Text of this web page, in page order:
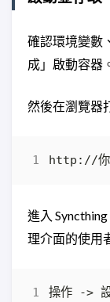
確認環境變數
成」啟動容器
然後在瀏覽器
進入
理介面的使用